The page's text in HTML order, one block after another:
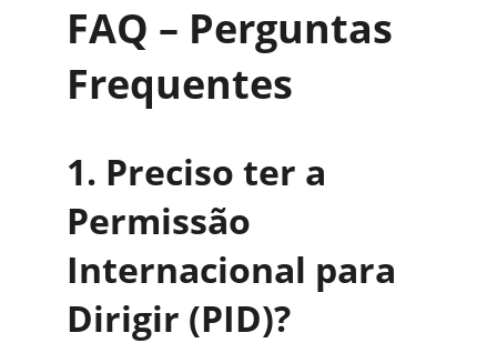
FAQ – Perguntas
Frequentes
1. Preciso ter a
Permissão
Internacional para
Dirigir (PID)?